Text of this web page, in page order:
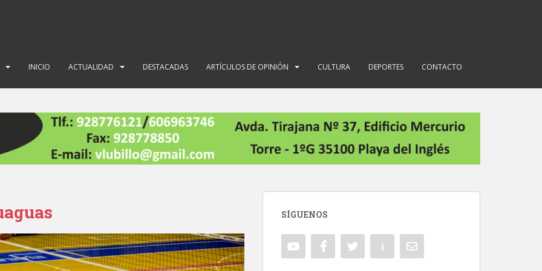
INICIO ACTUALIDAD DESTACADAS ARTÍCULOS DE OPINIÓN CULTURA DEPORTES CONTACTO
SÍGUENOS